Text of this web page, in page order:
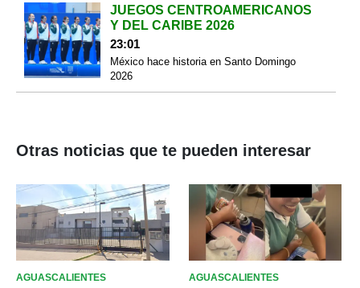
JUEGOS CENTROAMERICANOS
Y DEL CARIBE 2026
23:01
México hace historia en Santo Domingo
2026
Otras noticias que te pueden interesar
AGUASCALIENTES AGUASCALIENTES